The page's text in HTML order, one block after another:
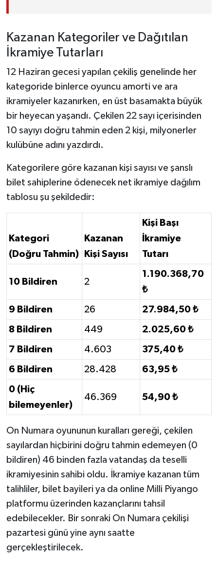
Kazanan Kategoriler ve Dağıtılan
İkramiye Tutarları
12 Haziran gecesi yapılan çekiliş genelinde her
kategoride binlerce oyuncu amorti ve ara
ikramiyeler kazanırken, en üst basamakta büyük
bir heyecan yaşandı. Çekilen 22 sayı içerisinden
10 sayıyı doğru tahmin eden 2 kişi, milyonerler
kulübüne adını yazdırdı.
Kategorilere göre kazanan kişi sayısı ve şanslı
bilet sahiplerine ödenecek net ikramiye dağılım
tablosu şu şekildedir:
Kategori
(Doğru Tahmin)
Kazanan
Kişi Sayısı
Kişi Başı
İkramiye
Tutarı
10 Bildiren 2
1.190.368,70
₺
9 Bildiren 26 27.984,50 ₺
8 Bildiren 449 2.025,60 ₺
7 Bildiren 4.603 375,40 ₺
6 Bildiren 28.428 63,95 ₺
0 (Hiç
bilemeyenler)
46.369 54,90 ₺
On Numara oyununun kuralları gereği, çekilen
sayılardan hiçbirini doğru tahmin edemeyen (0
bildiren) 46 binden fazla vatandaş da teselli
ikramiyesinin sahibi oldu. İkramiye kazanan tüm
talihliler, bilet bayileri ya da online Milli Piyango
platformu üzerinden kazançlarını tahsil
edebilecekler. Bir sonraki On Numara çekilişi
pazartesi günü yine aynı saatte
gerçekleştirilecek.